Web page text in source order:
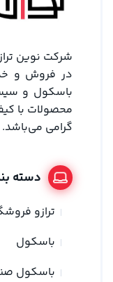
شرکت نوین
در فروش و
باسکول و
محصولات با
گرامی می‌باشد.
دسته
ترازو
باسکول
باسکول